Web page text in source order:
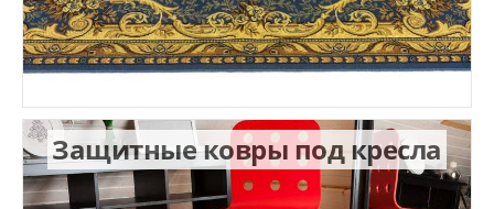
Защитные ковры под кресла